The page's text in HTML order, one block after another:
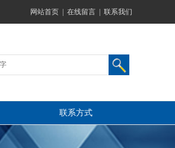
网站首页 在线留言 联系我们
联系方式